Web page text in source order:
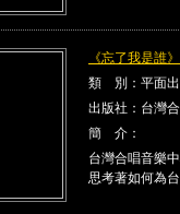
《忘了我是誰
類 別：平面
出版社：台灣
簡 介：
台灣合唱音樂
思考著如何為